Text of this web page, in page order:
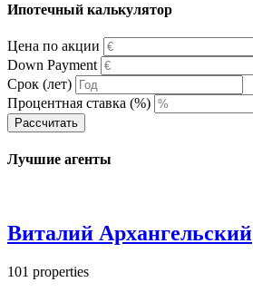
Ипотечный калькулятор
Цена по акции
Down Payment
Срок (лет)
Процентная ставка (%)
Рассчитать
Лучшие агенты
Виталий Архангельский
101 properties